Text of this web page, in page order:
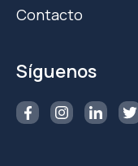
Contacto
Síguenos